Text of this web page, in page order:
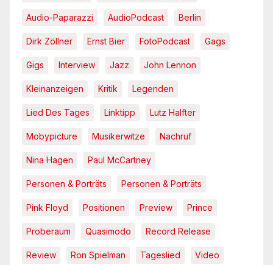
Audio-Paparazzi AudioPodcast Berlin
Dirk Zöllner Ernst Bier FotoPodcast Gags
Gigs Interview Jazz John Lennon
Kleinanzeigen Kritik Legenden
Lied Des Tages Linktipp Lutz Halfter
Mobypicture Musikerwitze Nachruf
Nina Hagen Paul McCartney
Personen & Porträts Personen & Porträts
Pink Floyd Positionen Preview Prince
Proberaum Quasimodo Record Release
Review Ron Spielman Tageslied Video